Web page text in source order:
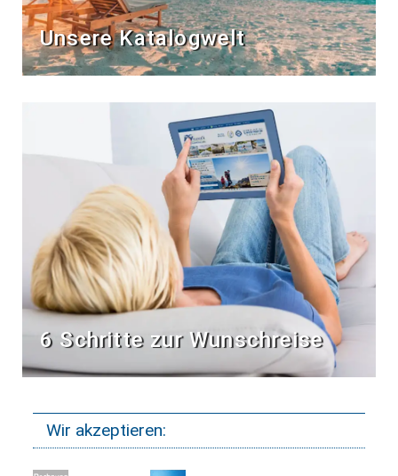
Unsere Katalogwelt
6 Schritte zur Wunschreise
Wir akzeptieren: